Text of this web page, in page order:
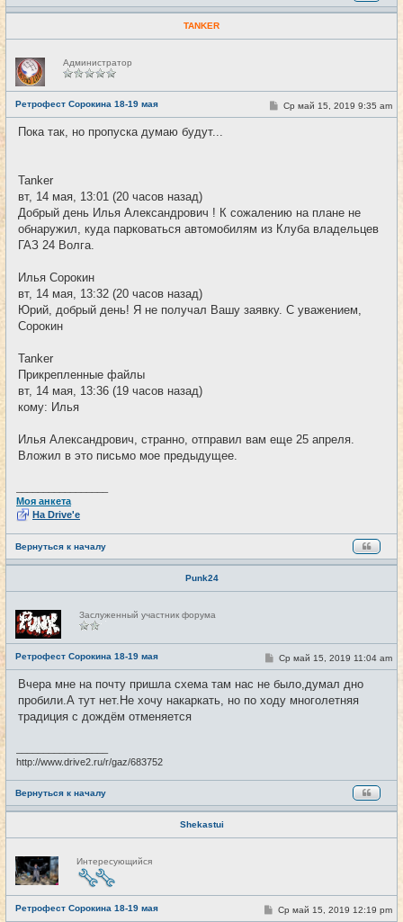
TANKER
Н
е
в
с
е
т
и
Администратор
Ретрофест Сорокина 18-19 мая #8
С
о
Ср май 15, 2019 9:35 am
Пока так, но пропуска думаю будут...
Tanker
вт, 14 мая, 13:01 (20 часов назад)
Добрый день Илья Александрович ! К сожалению на плане не
обнаружил, куда парковаться автомобилям из Клуба владельцев
ГАЗ 24 Волга.
Илья Сорокин
вт, 14 мая, 13:32 (20 часов назад)
Юрий, добрый день! Я не получал Вашу заявку. С уважением,
Сорокин
Tanker
Прикрепленные файлы
вт, 14 мая, 13:36 (19 часов назад)
кому: Илья
Илья Александрович, странно, отправил вам еще 25 апреля.
Вложил в это письмо мое предыдущее.
Моя анкета
На Drive'e
Вернуться к началу
Punk24
Н
е
в
с
е
т
и
Заслуженный участник форума
Ретрофест Сорокина 18-19 мая #9
С
о
о
б
щ
Ср май 15, 2019 11:04 am
Вчера мне на почту пришла схема там нас не было,думал дно
пробили.А тут нет.Не хочу накаркать, но по ходу многолетняя
традиция с дождём отменяется
http://www.drive2.ru/r/gaz/683752
Вернуться к началу
Shekastui
Н
е
в
с
е
т
Интересующийся
Ретрофест Сорокина 18-19 мая #10
ССр май 15, 2019 12:19 pm